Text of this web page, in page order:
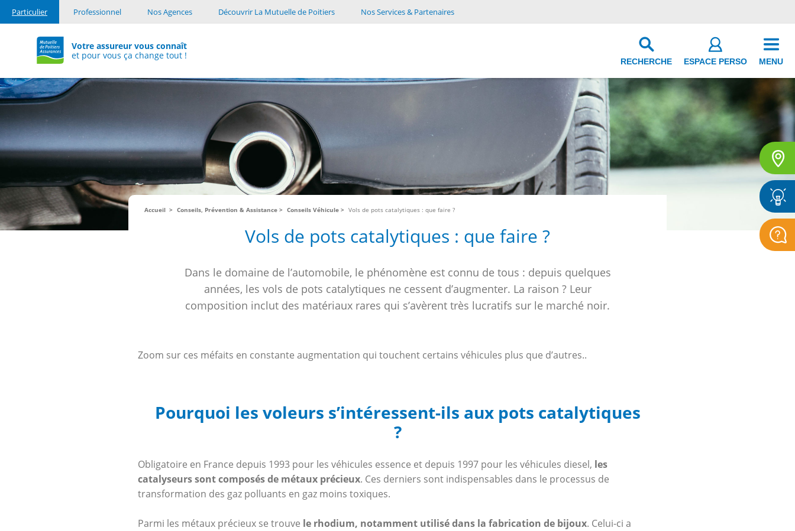
Particulier Professionnel Nos Agences Découvrir La Mutuelle de Poitiers Nos Services & Partenaires
Votre assureur vous connaît
et pour vous ça change tout !
RECHERCHE ESPACE PERSO MENU
Accueil Conseils, Prévention & Assistance Conseils Véhicule Vols de pots catalytiques : que faire ?
Vols de pots catalytiques : que faire ?
Dans le domaine de l’automobile, le phénomène est connu de tous : depuis quelques
années, les vols de pots catalytiques ne cessent d’augmenter. La raison ? Leur
composition inclut des matériaux rares qui s’avèrent très lucratifs sur le marché noir.
Zoom sur ces méfaits en constante augmentation qui touchent certains véhicules plus que d’autres..
Pourquoi les voleurs s’intéressent-ils aux pots catalytiques
?
Obligatoire en France depuis 1993 pour les véhicules essence et depuis 1997 pour les véhicules diesel, les
catalyseurs sont composés de métaux précieux. Ces derniers sont indispensables dans le processus de
transformation des gaz polluants en gaz moins toxiques.
Parmi les métaux précieux se trouve le rhodium, notamment utilisé dans la fabrication de bijoux. Celui-ci a